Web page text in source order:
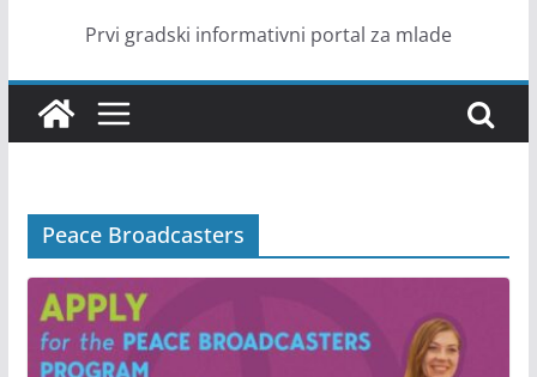
Prvi gradski informativni portal za mlade
Peace Broadcasters